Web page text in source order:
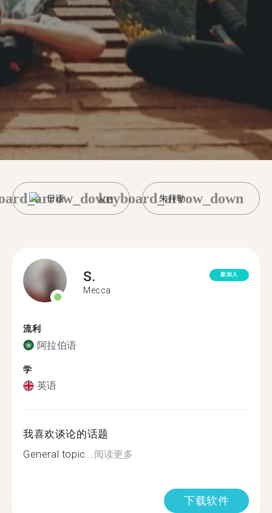
日语 朱拜勒
keyboard_arrow_down
S.
Mecca
新加入
流利
阿拉伯语
学
英语
我喜欢谈论的话题
General topic...阅读更多
下载软件